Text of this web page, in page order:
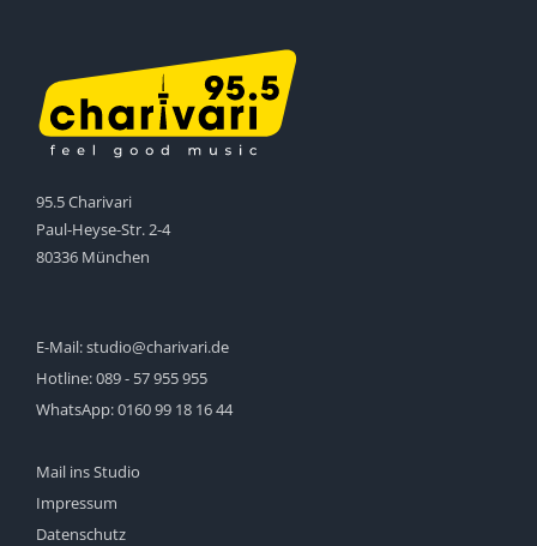
95.5 Charivari
Paul-Heyse-Str. 2-4
80336 München
E-Mail:studio@charivari.de
Hotline:089 - 57 955 955
WhatsApp:0160 99 18 16 44
Mail ins Studio
Impressum
Datenschutz